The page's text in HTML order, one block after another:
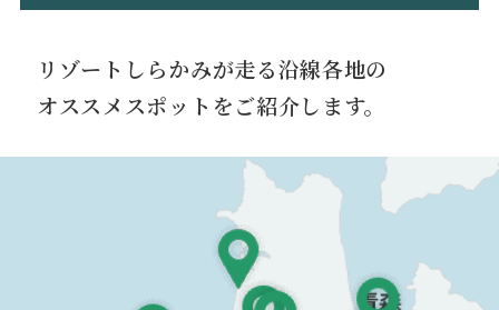
リゾートしらかみが走る沿線各地の
オススメスポットをご紹介します。